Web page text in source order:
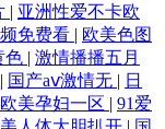
| 亚洲性爱不卡欧
免费看 | 欧美色图
色 | 激情播播五月
| 国产aⅴ激情无 | 日
欧美孕妇一区 | 91爱